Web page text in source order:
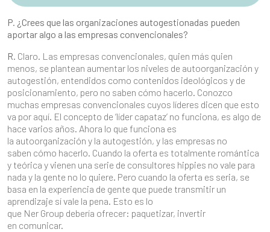
P. ¿Crees que las organizaciones autogestionadas pueden
aportar algo a las empresas convencionales?
R. Claro. Las empresas convencionales, quien más quien
menos, se plantean aumentar los niveles de autoorganización y
autogestión, entendidos como contenidos ideológicos y de
posicionamiento, pero no saben cómo hacerlo. Conozco
muchas empresas convencionales cuyos líderes dicen que esto
va por aquí. El concepto de ‘líder capataz’ no funciona, es algo de
hace varios años. Ahora lo que funciona es
la autoorganización y la autogestión, y las empresas no
saben cómo hacerlo. Cuando la oferta es totalmente romántica
y teórica y vienen una serie de consultores hippies no vale para
nada y la gente no lo quiere. Pero cuando la oferta es seria, se
basa en la experiencia de gente que puede transmitir un
aprendizaje sí vale la pena. Esto es lo
que Ner Group debería ofrecer: paquetizar, invertir
en comunicar.